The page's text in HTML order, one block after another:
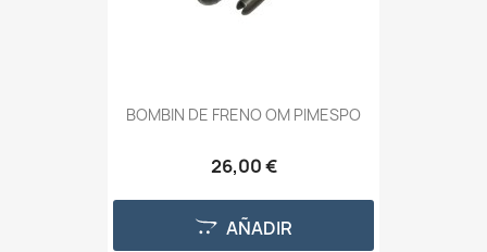
BOMBIN DE FRENO OM PIMESPO
26,00 €
AÑADIR